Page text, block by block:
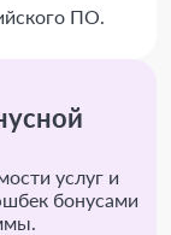
ПО.
услуг и
бонусами